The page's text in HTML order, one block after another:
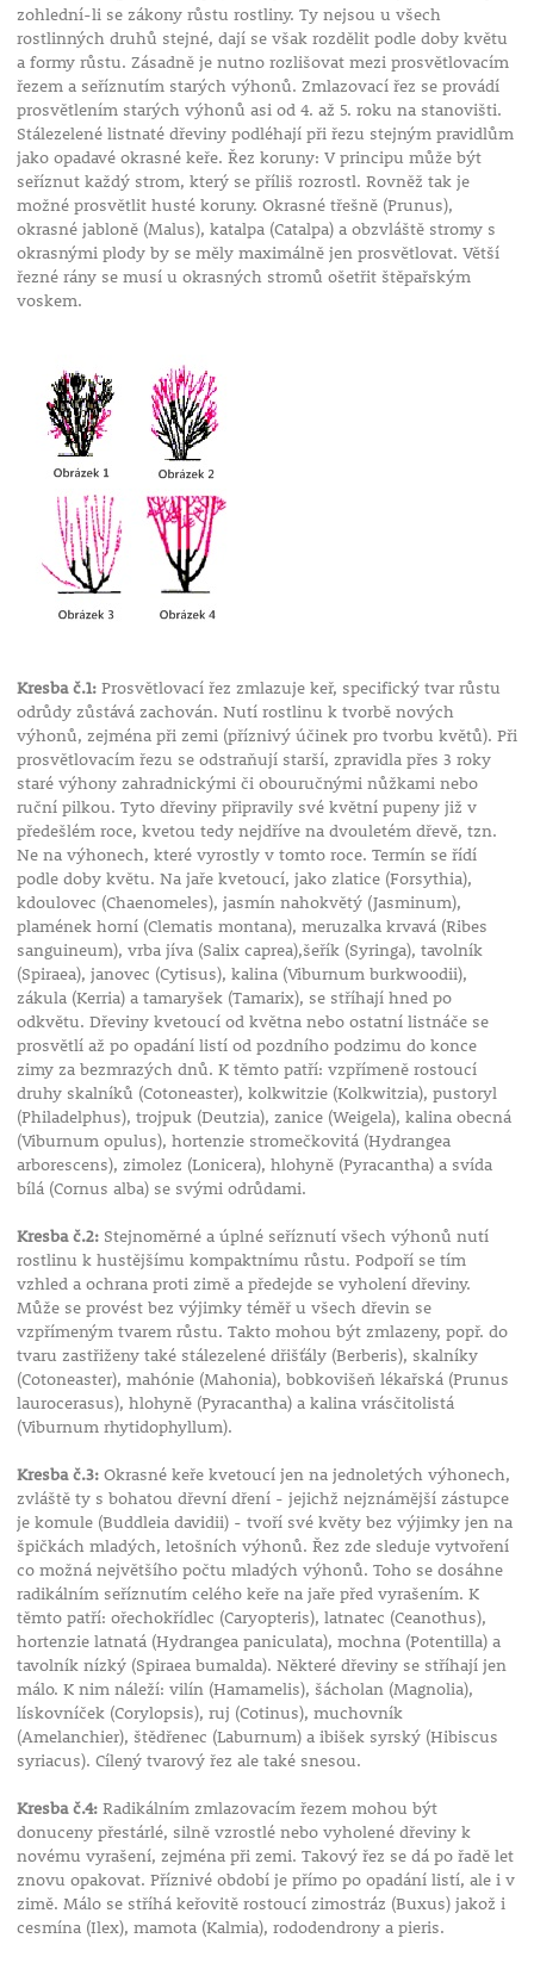
zohlední-li se zákony růstu rostliny. Ty nejsou u všech
rostlinných druhů stejné, dají se však rozdělit podle doby květu
a formy růstu. Zásadně je nutno rozlišovat mezi prosvětlovacím
řezem a seříznutím starých výhonů. Zmlazovací řez se provádí
prosvětlením starých výhonů asi od 4. až 5. roku na stanovišti.
Stálezelené listnaté dřeviny podléhají při řezu stejným pravidlům
jako opadavé okrasné keře. Řez koruny: V principu může být
seříznut každý strom, který se příliš rozrostl. Rovněž tak je
možné prosvětlit husté koruny. Okrasné třešně (Prunus),
okrasné jabloně (Malus), katalpa (Catalpa) a obzvláště stromy s
okrasnými plody by se měly maximálně jen prosvětlovat. Větší
řezné rány se musí u okrasných stromů ošetřit štěpařským
voskem.
Kresba č.1:Prosvětlovací řez zmlazuje keř, specifický tvar růstu
odrůdy zůstává zachován. Nutí rostlinu k tvorbě nových
výhonů, zejména při zemi (příznivý účinek pro tvorbu květů). Při
prosvětlovacím řezu se odstraňují starší, zpravidla přes 3 roky
staré výhony zahradnickými či obouručnými nůžkami nebo
ruční pilkou. Tyto dřeviny připravily své květní pupeny již v
předešlém roce, kvetou tedy nejdříve na dvouletém dřevě, tzn.
Ne na výhonech, které vyrostly v tomto roce. Termín se řídí
podle doby květu. Na jaře kvetoucí, jako zlatice (Forsythia),
kdoulovec (Chaenomeles), jasmín nahokvětý (Jasminum),
plamének horní (Clematis montana), meruzalka krvavá (Ribes
sanguineum), vrba jíva (Salix caprea),šeřík (Syringa), tavolník
(Spiraea), janovec (Cytisus), kalina (Viburnum burkwoodii),
zákula (Kerria) a tamaryšek (Tamarix), se stříhají hned po
odkvětu. Dřeviny kvetoucí od května nebo ostatní listnáče se
prosvětlí až po opadání listí od pozdního podzimu do konce
zimy za bezmrazých dnů. K těmto patří: vzpřímeně rostoucí
druhy skalníků (Cotoneaster), kolkwitzie (Kolkwitzia), pustoryl
(Philadelphus), trojpuk (Deutzia), zanice (Weigela), kalina obecná
(Viburnum opulus), hortenzie stromečkovitá (Hydrangea
arborescens), zimolez (Lonicera), hlohyně (Pyracantha) a svída
bílá (Cornus alba) se svými odrůdami.
Kresba č.2:Stejnoměrné a úplné seříznutí všech výhonů nutí
rostlinu k hustějšímu kompaktnímu růstu. Podpoří se tím
vzhled a ochrana proti zimě a předejde se vyholení dřeviny.
Může se provést bez výjimky téměř u všech dřevin se
vzpřímeným tvarem růstu. Takto mohou být zmlazeny, popř. do
tvaru zastřiženy také stálezelené dřišťály (Berberis), skalníky
(Cotoneaster), mahónie (Mahonia), bobkovišeň lékařská (Prunus
laurocerasus), hlohyně (Pyracantha) a kalina vrásčitolistá
(Viburnum rhytidophyllum).
Kresba č.3:Okrasné keře kvetoucí jen na jednoletých výhonech,
zvláště ty s bohatou dřevní dření - jejichž nejznámější zástupce
je komule (Buddleia davidii) - tvoří své květy bez výjimky jen na
špičkách mladých, letošních výhonů. Řez zde sleduje vytvoření
co možná největšího počtu mladých výhonů. Toho se dosáhne
radikálním seříznutím celého keře na jaře před vyrašením. K
těmto patří: ořechokřídlec (Caryopteris), latnatec (Ceanothus),
hortenzie latnatá (Hydrangea paniculata), mochna (Potentilla) a
tavolník nízký (Spiraea bumalda). Některé dřeviny se stříhají jen
málo. K nim náleží: vilín (Hamamelis), šácholan (Magnolia),
lískovníček (Corylopsis), ruj (Cotinus), muchovník
(Amelanchier), štědřenec (Laburnum) a ibišek syrský (Hibiscus
syriacus). Cílený tvarový řez ale také snesou.
Kresba č.4:Radikálním zmlazovacím řezem mohou být
donuceny přestárlé, silně vzrostlé nebo vyholené dřeviny k
novému vyrašení, zejména při zemi. Takový řez se dá po řadě let
znovu opakovat. Příznivé období je přímo po opadání listí, ale i v
zimě. Málo se stříhá keřovitě rostoucí zimostráz (Buxus) jakož i
cesmína (Ilex), mamota (Kalmia), rododendrony a pieris.